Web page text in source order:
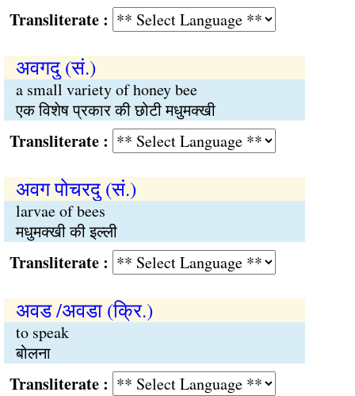
:
अवगदु (सं.)
a small variety of honey bee
एक विशेष प्रकार की छोटी मधुमक्खी
:
अवग पोचरदु (सं.)
larvae of bees
मधुमक्खी की इल्ली
:
अवड /अवडा (क्रि.)
to speak
बोलना
: